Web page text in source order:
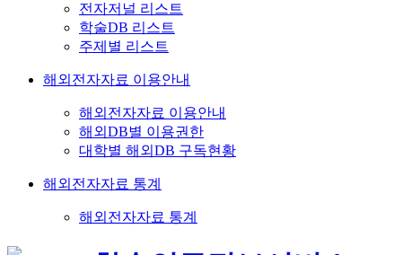
전자저널 리스트
학술DB 리스트
주제별 리스트
해외전자자료 이용안내
해외전자자료 이용안내
해외DB별 이용권한
대학별 해외DB 구독현황
해외전자자료 통계
해외전자자료 통계